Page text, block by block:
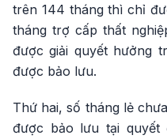
trên 144 tháng thì chỉ
tháng trợ cấp thất
được giải quyết hưởng
được bảo lưu.
Thứ hai, số tháng lẻ
được bảo lưu tại quyết